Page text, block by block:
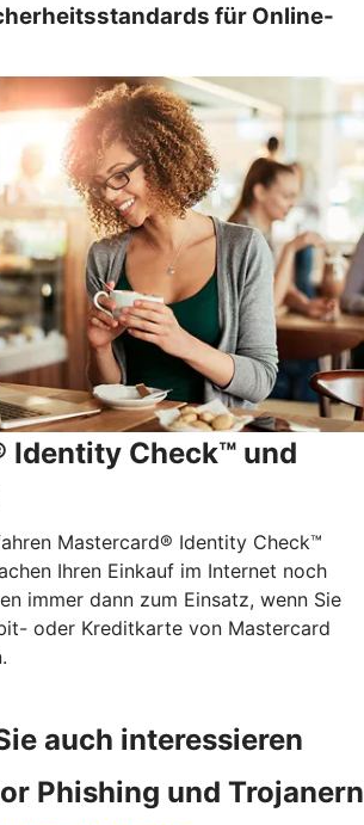
für Online-
Identity Check™ und
Mastercard® Identity Check™
Ihren Einkauf im Internet noch
immer dann zum Einsatz, wenn Sie
oder Kreditkarte von Mastercard
auch interessieren
Phishing und Trojanern